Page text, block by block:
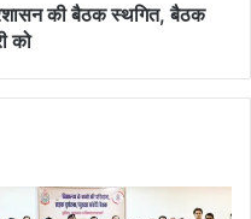
की बैठक स्थगित, बैठक
को